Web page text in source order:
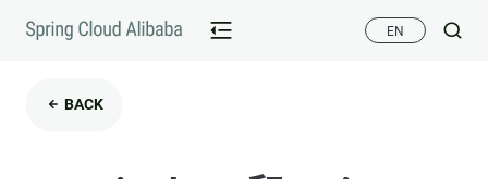
EN
BACK